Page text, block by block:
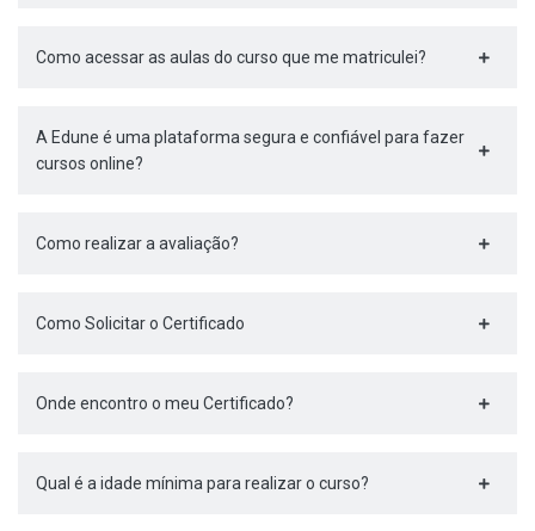
Como acessar as aulas do curso que me matriculei?
A Edune é uma plataforma segura e confiável para fazer
cursos online?
Como realizar a avaliação?
Como Solicitar o Certificado
Onde encontro o meu Certificado?
Qual é a idade mínima para realizar o curso?